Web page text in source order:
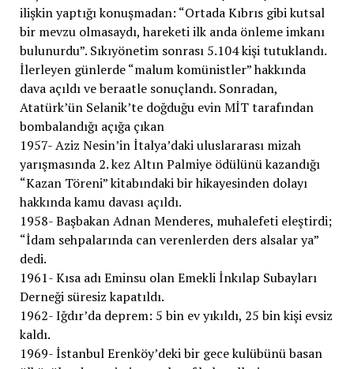
ilişkin yaptığı konuşmadan: “Ortada Kıbrıs gibi kutsal
bir mevzu olmasaydı, hareketi ilk anda önleme imkanı
bulunurdu”. Sıkıyönetim sonrası 5.104 kişi tutuklandı.
İlerleyen günlerde “malum komünistler” hakkında
dava açıldı ve beraatle sonuçlandı. Sonradan,
Atatürk’ün Selanik’te doğduğu evin MİT tarafından
bombalandığı açığa çıkan
1957- Aziz Nesin’in İtalya’daki uluslararası mizah
yarışmasında 2. kez Altın Palmiye ödülünü kazandığı
“Kazan Töreni” kitabındaki bir hikayesinden dolayı
hakkında kamu davası açıldı.
1958- Başbakan Adnan Menderes, muhalefeti eleştirdi;
“İdam sehpalarında can verenlerden ders alsalar ya”
dedi.
1961- Kısa adı Eminsu olan Emekli İnkılap Subayları
Derneği süresiz kapatıldı.
1962- Iğdır’da deprem: 5 bin ev yıkıldı, 25 bin kişi evsiz
kaldı.
1969- İstanbul Erenköy’deki bir gece kulübünü basan